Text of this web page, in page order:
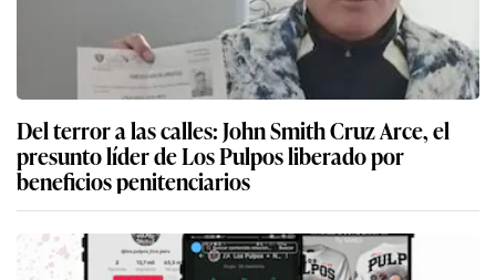
Del terror a las calles: John Smith Cruz Arce, el
presunto líder de Los Pulpos liberado por
beneficios penitenciarios